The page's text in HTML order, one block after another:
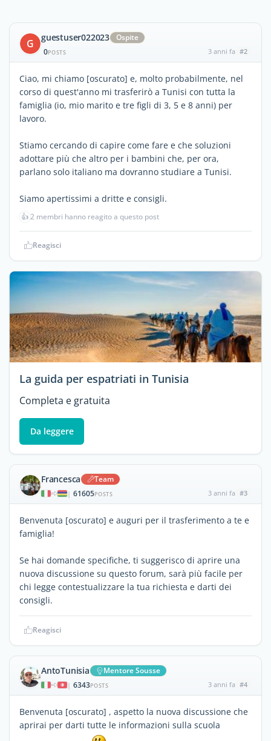
G guestuser022023
Ospite
0POSTS 3 anni fa #2
Ciao, mi chiamo [oscurato] e, molto probabilmente, nel
corso di quest'anno mi trasferirò a Tunisi con tutta la
famiglia (io, mio marito e tre figli di 3, 5 e 8 anni) per
lavoro.
Stiamo cercando di capire come fare e che soluzioni
adottare più che altro per i bambini che, per ora,
parlano solo italiano ma dovranno studiare a Tunisi.
Siamo apertissimi a dritte e consigli.
👍2 membri hanno reagito a questo post
Reagisci
La guida per espatriati in Tunisia
Completa e gratuita
Da leggere
Francesca Team
| 61605POSTS 3 anni fa #3
Benvenuta [oscurato] e auguri per il trasferimento a te e
famiglia!
Se hai domande specifiche, ti suggerisco di aprire una
nuova discussione su questo forum, sarà più facile per
chi legge contestualizzare la tua richiesta e darti dei
consigli.
Reagisci
AntoTunisia Mentore Sousse
| 6343POSTS 3 anni fa #4
Benvenuta [oscurato] , aspetto la nuova discussione che
aprirai per darti tutte le informazioni sulla scuola